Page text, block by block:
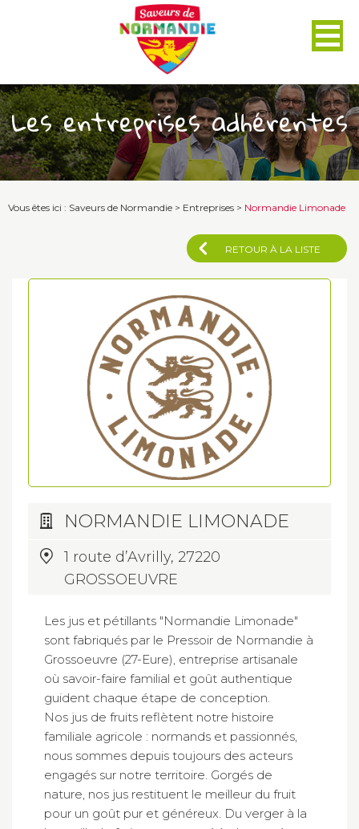
Les entreprises adhérentes
Vous êtes ici : Saveurs de Normandie > Entreprises > Normandie Limonade
RETOUR À LA LISTE
NORMANDIE LIMONADE
1 route d’Avrilly, 27220
GROSSOEUVRE
Les jus et pétillants "Normandie Limonade"
sont fabriqués par le Pressoir de Normandie à
Grossoeuvre (27-Eure), entreprise artisanale
où savoir-faire familial et goût authentique
guident chaque étape de conception.
Nos jus de fruits reflètent notre histoire
familiale agricole : normands et passionnés,
nous sommes depuis toujours des acteurs
engagés sur notre territoire. Gorgés de
nature, nos jus restituent le meilleur du fruit
pour un goût pur et généreux. Du verger à la
Panneau de gestion des cookies